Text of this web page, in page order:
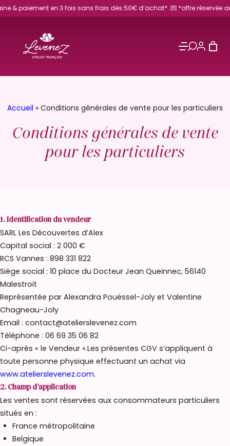
paiement en 3 fois sans frais dès 50€ d’achat*. 💌 *offre réservée aux
Accueil » Conditions générales de vente pour les particuliers
Conditions générales de vente
pour les particuliers
1. Identification du vendeur
SARL Les Découvertes d’Alex
Capital social : 2 000 €
RCS Vannes : 898 331 822
Siège social : 10 place du Docteur Jean Queinnec, 56140
Malestroit
Représentée par Alexandra Pouëssel-Joly et Valentine
Chagneau-Joly
Email : contact@atelierslevenez.com
Téléphone : 06 69 35 06 82
Ci-après « le Vendeur ».Les présentes CGV s’appliquent à
toute personne physique effectuant un achat via
www.atelierslevenez.com.
2. Champ d’application
Les ventes sont réservées aux consommateurs particuliers
situés en :
France métropolitaine
Belgique